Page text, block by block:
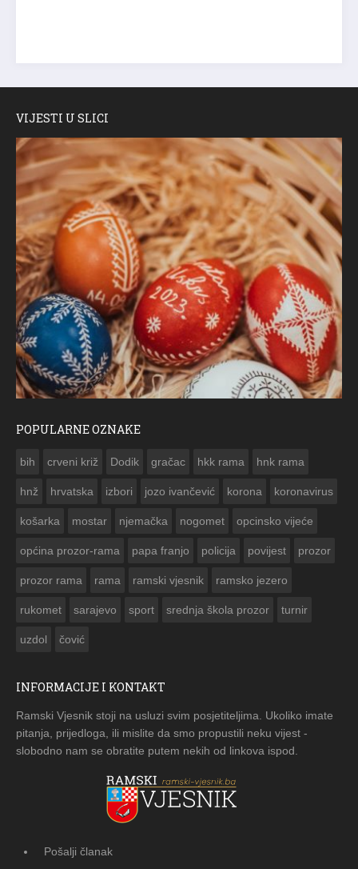
VIJESTI U SLICI
POPULARNE OZNAKE
bih crveni križ Dodik gračac hkk rama hnk rama
hnž hrvatska izbori jozo ivančević korona koronavirus
košarka mostar njemačka nogomet opcinsko vijeće
općina prozor-rama papa franjo policija povijest prozor
prozor rama rama ramski vjesnik ramsko jezero
rukomet sarajevo sport srednja škola prozor turnir
uzdol čović
INFORMACIJE I KONTAKT
Ramski Vjesnik stoji na usluzi svim posjetiteljima. Ukoliko imate
pitanja, prijedloga, ili mislite da smo propustili neku vijest -
slobodno nam se obratite putem nekih od linkova ispod.
Pošalji članak